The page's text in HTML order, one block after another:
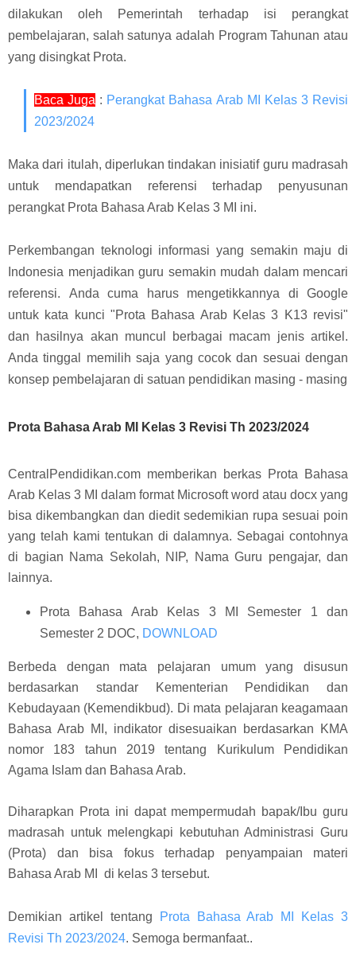
dilakukan oleh Pemerintah terhadap isi perangkat
pembelajaran, salah satunya adalah Program Tahunan atau
yang disingkat Prota.
Baca Juga : Perangkat Bahasa Arab MI Kelas 3 Revisi
2023/2024
Maka dari itulah, diperlukan tindakan inisiatif guru madrasah
untuk mendapatkan referensi terhadap penyusunan
perangkat Prota Bahasa Arab Kelas 3 MI ini.
Perkembangan teknologi informasi yang semakin maju di
Indonesia menjadikan guru semakin mudah dalam mencari
referensi. Anda cuma harus mengetikkannya di Google
untuk kata kunci "Prota Bahasa Arab Kelas 3 K13 revisi"
dan hasilnya akan muncul berbagai macam jenis artikel.
Anda tinggal memilih saja yang cocok dan sesuai dengan
konsep pembelajaran di satuan pendidikan masing - masing
Prota Bahasa Arab MI Kelas 3 Revisi Th 2023/2024
CentralPendidikan.com memberikan berkas Prota Bahasa
Arab Kelas 3 MI dalam format Microsoft word atau docx yang
bisa dikembangkan dan diedit sedemikian rupa sesuai poin
yang telah kami tentukan di dalamnya. Sebagai contohnya
di bagian Nama Sekolah, NIP, Nama Guru pengajar, dan
lainnya.
Prota Bahasa Arab Kelas 3 MI Semester 1 dan
Semester 2 DOC, DOWNLOAD
Berbeda dengan mata pelajaran umum yang disusun
berdasarkan standar Kementerian Pendidikan dan
Kebudayaan (Kemendikbud). Di mata pelajaran keagamaan
Bahasa Arab MI, indikator disesuaikan berdasarkan KMA
nomor 183 tahun 2019 tentang Kurikulum Pendidikan
Agama Islam dan Bahasa Arab.
Diharapkan Prota ini dapat mempermudah bapak/Ibu guru
madrasah untuk melengkapi kebutuhan Administrasi Guru
(Prota) dan bisa fokus terhadap penyampaian materi
Bahasa Arab MI di kelas 3 tersebut.
Demikian artikel tentang
Prota Bahasa Arab MI Kelas 3
Revisi Th 2023/2024. Semoga bermanfaat..